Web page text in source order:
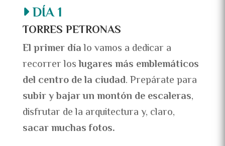
DÍA 1
TORRES PETRONAS
El primer díalo vamos a dedicar a
recorrer loslugares más emblemáticos
del centro de la ciudad. Prepárate para
subir y bajar un montón de escaleras,
disfrutar de la arquitectura y, claro,
sacar muchas fotos.